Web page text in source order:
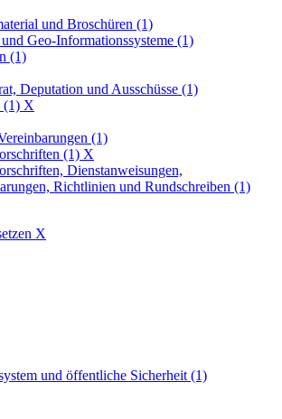
und Broschüren (1)
Geo-Informationssysteme (1)
(1)
Deputation und Ausschüsse (1)
(1) X
(1)
(1) X
Dienstanweisungen,
Richtlinien und Rundschreiben (1)
X
und öffentliche Sicherheit (1)